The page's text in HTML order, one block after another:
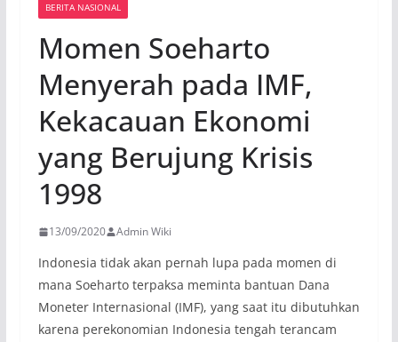
BERITA NASIONAL
Momen Soeharto
Menyerah pada IMF,
Kekacauan Ekonomi
yang Berujung Krisis
1998
13/09/2020 Admin Wiki
Indonesia tidak akan pernah lupa pada momen di
mana Soeharto terpaksa meminta bantuan Dana
Moneter Internasional (IMF), yang saat itu dibutuhkan
karena perekonomian Indonesia tengah terancam